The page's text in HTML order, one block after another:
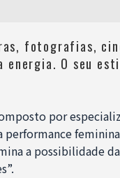
fotografias,
O seu
por
a possibilidade